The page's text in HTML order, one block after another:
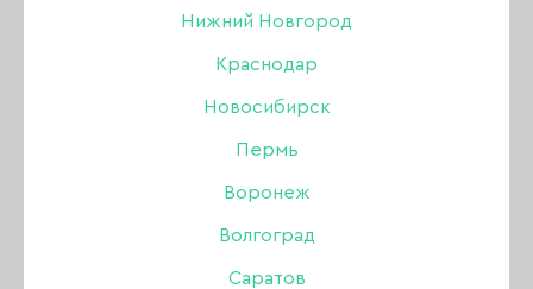
Нижний Новгород
Краснодар
Новосибирск
Пермь
Воронеж
Волгоград
Саратов
ноября